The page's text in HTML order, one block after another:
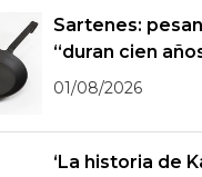
Sartenes:
“duran cien
01/08/2026
‘La historia de